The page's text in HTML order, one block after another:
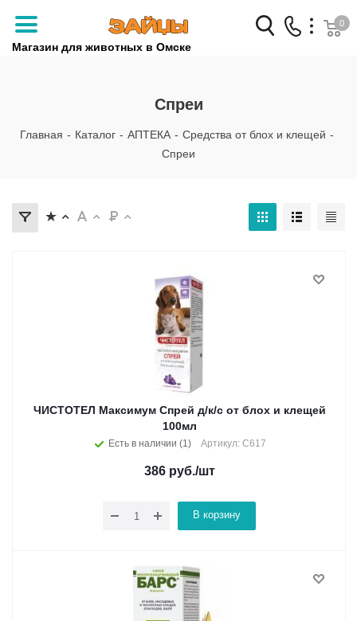
Магазин для животных в Омске
Заказать звонок
+7 (3812) 79-04-04
+7 (950) 959-88-32
0
Спреи
Главная - Каталог - АПТЕКА - Средства от блох и клещей -
Спреи
ЧИСТОТЕЛ Максимум Спрей д/к/с от блох и клещей
100мл
Есть в наличии (1) Артикул: С617
386руб./шт
В корзину